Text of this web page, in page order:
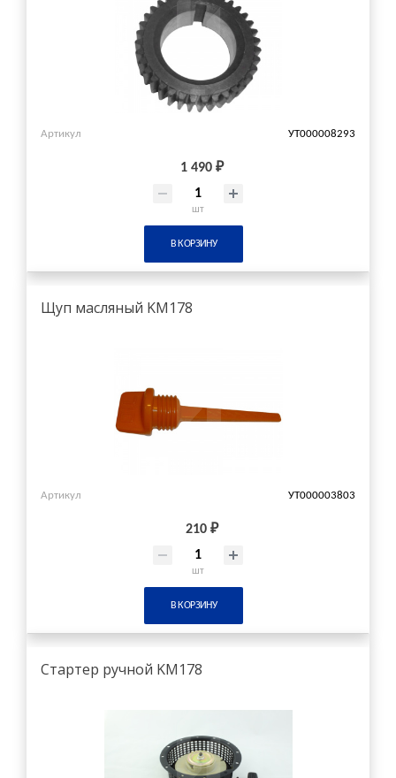
Артикул УТ000008293
1 490 ₽
шт
В КОРЗИНУ
Щуп масляный KМ178
Артикул УТ000003803
210 ₽
шт
В КОРЗИНУ
Стартер ручной KM178